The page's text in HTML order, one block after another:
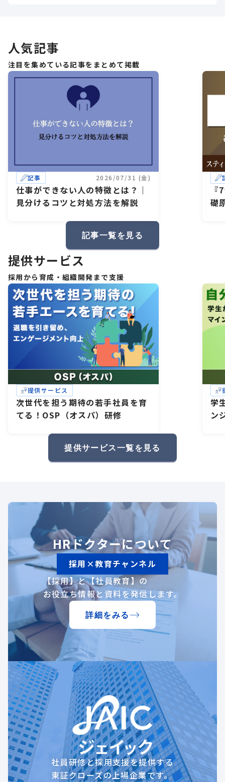
人気記事
注目を集めている記事をまとめて掲載
記事 2026/07/31 (金)
仕事ができない人の特徴とは？｜
見分けるコツと対処方法を解説
礎
記事一覧を見る
提供サービス
採用から育成・組織開発まで支援
提供サービス
次世代を担う期待の若手社員を育
てる！OSP（オスパ）研修
学
ン
提供サービス一覧を見る
HRドクターについて
採用×教育チャンネル
【採用】と【社員教育】の
お役立ち情報と資料を発信します。
詳細をみる
社員研修と採用支援を提供する
東証クローズの上場企業です。